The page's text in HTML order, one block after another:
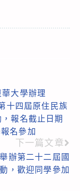
大學辦理
十四屆原住民族
報名截止日期
名參加
下一篇文章
辦第二十二屆國
，歡迎同學參加